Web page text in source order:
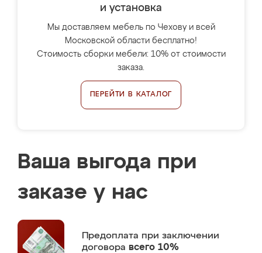
и установка
Мы доставляем мебель по Чехову и всей
Московской области бесплатно!
Стоимость сборки мебели: 10% от стоимости
заказа.
ПЕРЕЙТИ В КАТАЛОГ
Ваша выгода при
заказе у нас
Предоплата при заключении
договора всего 10%